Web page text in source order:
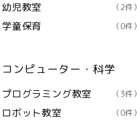
幼児教室 （2件）
学童保育 （0件）
コンピューター・科学
プログラミング教室 （3件）
ロボット教室 （0件）